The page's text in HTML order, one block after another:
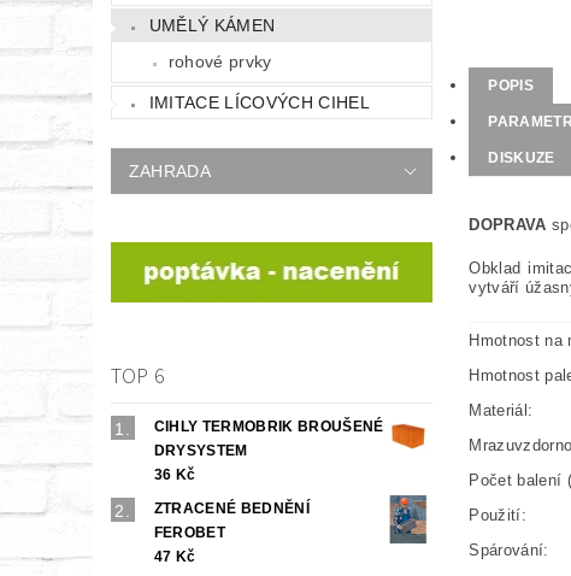
UMĚLÝ KÁMEN
rohové prvky
IMITACE LÍCOVÝCH CIHEL
ZAHRADA
TOP 6
CIHLY TERMOBRIK BROUŠENÉ
DRYSYSTEM
36 Kč
ZTRACENÉ BEDNĚNÍ
FEROBET
47 Kč
POPIS
DISKUZE
DOPRAVA
Obklad
vytváří
Hmotnost na
Hmotnost
Materiál:
Počet balení
Použití:
Spárování: